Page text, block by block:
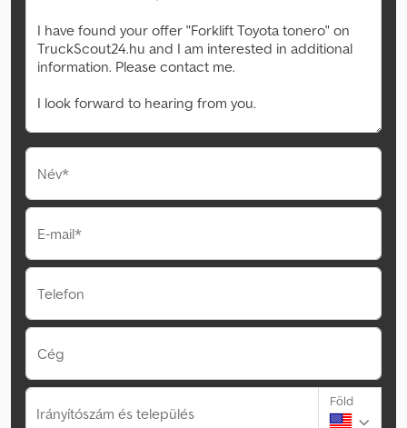
Név*
E-mail*
Telefon
Cég
Irányítószám és település
Föld